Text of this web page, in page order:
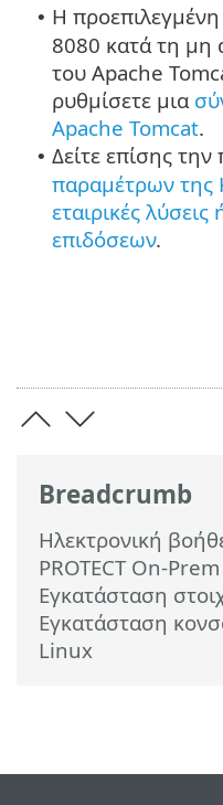
Breadcrumb
Ηλεκτρονική
PROTECT On-Prem
Εγκατάσταση
Εγκατάσταση
Linux
• Η προεπιλεγμένη
8080 κατά τη μη
του Apache
ρυθμίσετε μια
Apache Tomcat.
• Δείτε επίσης
παραμέτρων της
εταιρικές
επιδόσεων.